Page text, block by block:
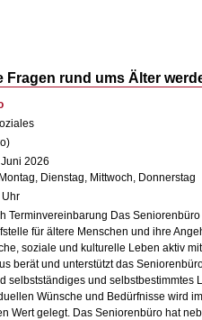
Fragen rund ums Älter
2026
Dienstag, Mittwoch, Donnerstag
Uhr
Terminvereinbarung Das
für ältere Menschen und ihre
soziale und kulturelle Leben aktiv
berät und unterstützt das
selbstständiges und selbstbestimmtes
Wünsche und Bedürfnisse wird
Wert gelegt. Das Seniorenbüro hat